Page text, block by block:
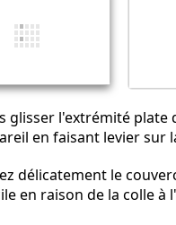
glisser l'extrémité
en faisant levier sur
délicatement le
en raison de la colle à